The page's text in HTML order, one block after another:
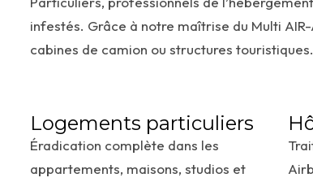
infestés. Grâce à notre maîtrise du Multi
cabines de camion ou structures touristiques.
Logements particuliers
Éradication complète dans les
appartements, maisons, studios et